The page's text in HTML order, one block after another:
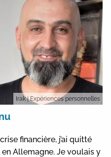
Irak| Expériences personnelles
financière, j’ai quitté
en Allemagne. Je voulais y